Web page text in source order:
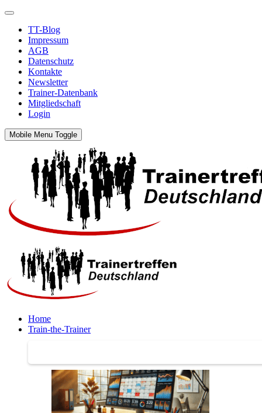
TT-Blog
Impressum
AGB
Datenschutz
Kontakte
Newsletter
Trainer-Datenbank
Mitgliedschaft
Login
Mobile Menu Toggle
Home
Train-the-Trainer